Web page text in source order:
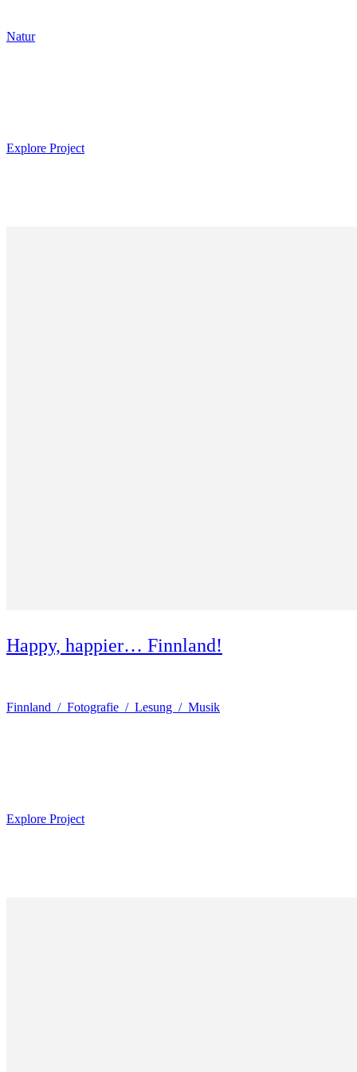
Natur
Explore Project
Happy, happier… Finnland!
Finnland / Fotografie / Lesung / Musik
Explore Project